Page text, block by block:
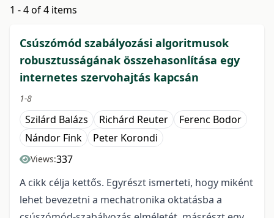
1 - 4 of 4 items
Csúszómód szabályozási algoritmusok
robusztusságának összehasonlítása egy
internetes szervohajtás kapcsán
1-8
Szilárd Balázs Richárd Reuter
Ferenc Bodor
Nándor Fink
Peter Korondi
Views:337
A cikk célja kettős. Egyrészt ismerteti, hogy miként
lehet bevezetni a mechatronika oktatásba a